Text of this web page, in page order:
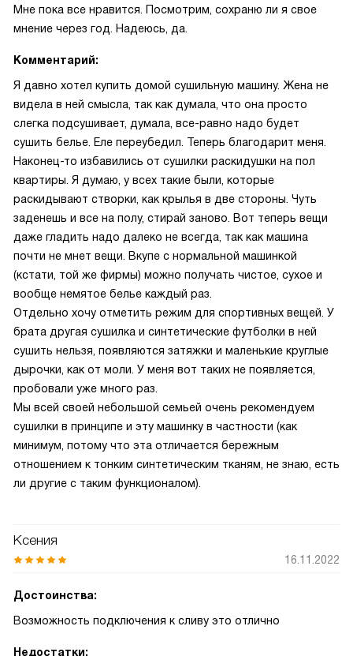
Мне пока все нравится. Посмотрим, сохраню ли я свое
мнение через год. Надеюсь, да.
Комментарий:
Я давно хотел купить домой сушильную машину. Жена не
видела в ней смысла, так как думала, что она просто
слегка подсушивает, думала, все-равно надо будет
сушить белье. Еле переубедил. Теперь благодарит меня.
Наконец-то избавились от сушилки раскидушки на пол
квартиры. Я думаю, у всех такие были, которые
раскидывают створки, как крылья в две стороны. Чуть
заденешь и все на полу, стирай заново. Вот теперь вещи
даже гладить надо далеко не всегда, так как машина
почти не мнет вещи. Вкупе с нормальной машинкой
(кстати, той же фирмы) можно получать чистое, сухое и
вообще немятое белье каждый раз.
Отдельно хочу отметить режим для спортивных вещей. У
брата другая сушилка и синтетические футболки в ней
сушить нельзя, появляются затяжки и маленькие круглые
дырочки, как от моли. У меня вот таких не появляется,
пробовали уже много раз.
Мы всей своей небольшой семьей очень рекомендуем
сушилки в принципе и эту машинку в частности (как
минимум, потому что эта отличается бережным
отношением к тонким синтетическим тканям, не знаю, есть
ли другие с таким функционалом).
Ксения
16.11.2022
Достоинства:
Возможность подключения к сливу это отлично
Недостатки: